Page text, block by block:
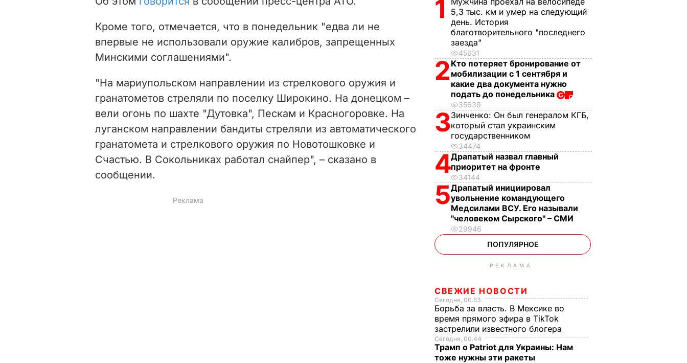
d
o
Кроме того, отмечается, что в понедельник "едва ли не
впервые не использовали оружие калибров, запрещенных
Минскими соглашениями".
"На мариупольском направлении из стрелкового оружия и
гранатометов стреляли по поселку Широкино. На донецком –
вели огонь по шахте "Дутовка", Пескам и Красногоровке. На
луганском направлении бандиты стреляли из автоматического
гранатомета и стрелкового оружия по Новотошковке и
Счастью. В Сокольниках работал снайпер", – сказано в
сообщении.
1
5,3 тыс. км и умер на следующий
день. История
благотворительного "последнего
заезда"
45631
2 Кто потеряет бронирование от
мобилизации с 1 сентября и
какие два документа нужно
подать до понедельника
35639
3Зинченко: Он был генералом КГБ,
который стал украинским
государственником
34474
4Драпатый назвал главный
приоритет на фронте
34144
5Драпатый инициировал
увольнение командующего
Медсилами ВСУ. Его называли
"человеком Сырского" – СМИ
29946
ПОПУЛЯРНОЕ
РЕКЛАМА
СВЕЖИЕ НОВОСТИ
Сегодня, 00.53
Борьба за власть. В Мексике во
время прямого эфира в TikTok
застрелили известного блогера
Сегодня, 00.44
Трамп о Patriot для Украины: Нам
тоже нужны эти ракеты